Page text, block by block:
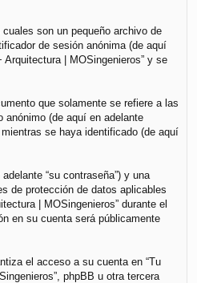
son un pequeño archivo de
de sesión anónima (de aquí
| MOSingenieros” y se
que solamente se refiere a las
(de aquí en adelante
se haya identificado (de aquí
“su contraseña”) y una
de protección de datos aplicables
| MOSingenieros” durante el
en su cuenta será públicamente
el acceso a su cuenta en “Tu
phpBB u otra tercera